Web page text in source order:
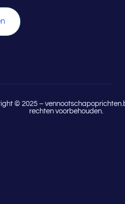
© 2025 –
rechten voorbehouden.